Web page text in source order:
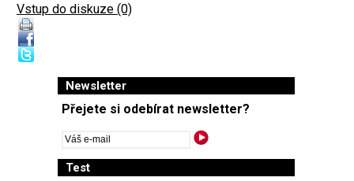
Vstup do diskuze (0)
Newsletter
Přejete si odebírat newsletter?
Test